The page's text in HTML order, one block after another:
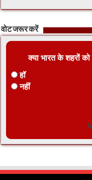
वोट जरूर करें
क्या भारत के शहरों
हॉ
नहीं